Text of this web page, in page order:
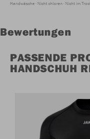
Handwäsche Nicht chloren Nicht im
Bewertungen
PASSENDE
HANDSCHUH